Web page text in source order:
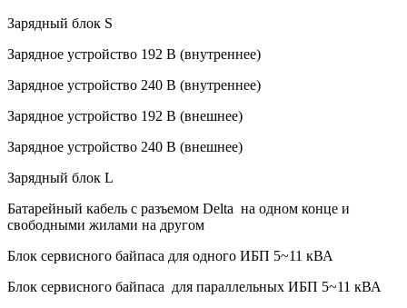
Зарядный блок S
Зарядное устройство 192 В (внутреннее)
Зарядное устройство 240 В (внутреннее)
Зарядное устройство 192 В (внешнее)
Зарядное устройство 240 В (внешнее)
Зарядный блок L
Батарейный кабель с разъемом Delta на одном конце и
свободными жилами на другом
Блок сервисного байпаса для одного ИБП 5~11 кВА
Блок сервисного байпаса для параллельных ИБП 5~11 кВА